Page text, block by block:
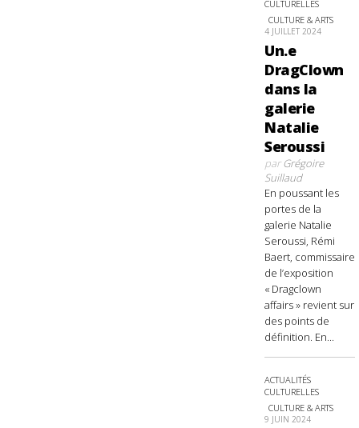
CULTURELLES
CULTURE & ARTS
4 JUILLET 2024
Un.e
DragClown
dans la
galerie
Natalie
Seroussi
parGrégoire
Suillaud
En poussant les
portes de la
galerie Natalie
Seroussi, Rémi
Baert, commissaire
de l’exposition
« Dragclown
affairs » revient sur
des points de
définition. En...
ACTUALITÉS
CULTURELLES
CULTURE & ARTS
9 JUIN 2024